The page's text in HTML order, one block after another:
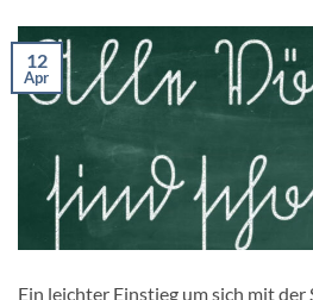
12
Apr
Ein leichter Einstieg um sich mit